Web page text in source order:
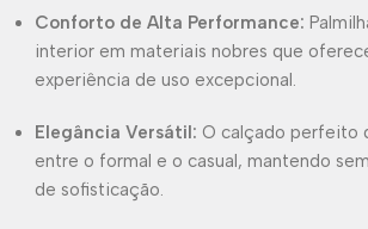
Conforto de Alta Performance:
interior em materiais nobres que
experiência de uso excepcional.
Elegância Versátil: O calçado perfeito
entre o formal e o casual, mantendo
de sofisticação.